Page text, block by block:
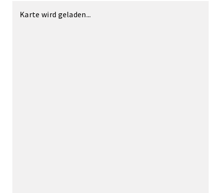
Karte wird geladen...